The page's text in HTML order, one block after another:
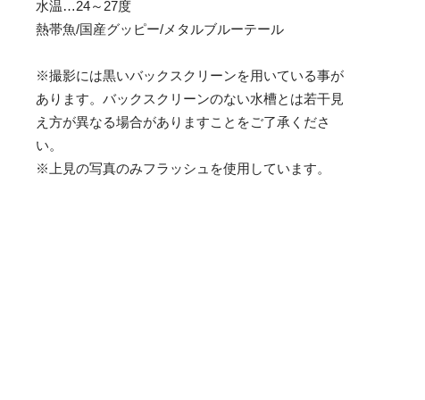
水温…24～27度
熱帯魚/国産グッピー/メタルブルーテール
※撮影には黒いバックスクリーンを用いている事が
あります。バックスクリーンのない水槽とは若干見
え方が異なる場合がありますことをご了承くださ
い。
※上見の写真のみフラッシュを使用しています。